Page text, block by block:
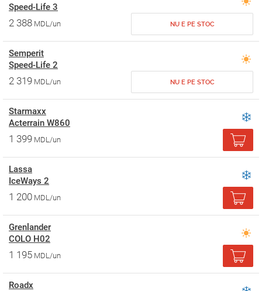
Speed-Life 3
2 388 MDL/un NU E PE STOC
Semperit
Speed-Life 2
2 319 MDL/un NU E PE STOC
Starmaxx
Acterrain W860
1 399 MDL/un
Lassa
IceWays 2
1 200 MDL/un
Grenlander
COLO H02
1 195 MDL/un
Roadx